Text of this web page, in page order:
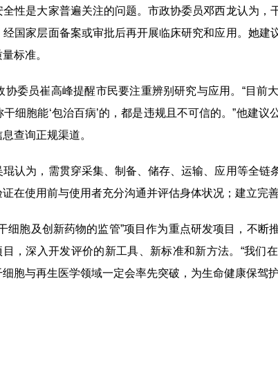
是大家普遍关注的问题。市政协委员邓西龙认为，
国家层面备案或审批后再开展临床研究和应用。她建
标准。
员崔高峰提醒市民要注重辨别研究与应用。“目前
细胞能‘包治百病’的，都是违规且不可信的。”他建
查询正规渠道。
为，需贯穿采集、制备、储存、运输、应用等全链
在使用前与使用者充分沟通并评估身体状况；建立完
胞及创新药物的监管”项目作为重点研发项目，不断
，深入开发评价的新工具、新标准和新方法。“我们
胞与再生医学领域一定会率先突破，为生命健康保驾